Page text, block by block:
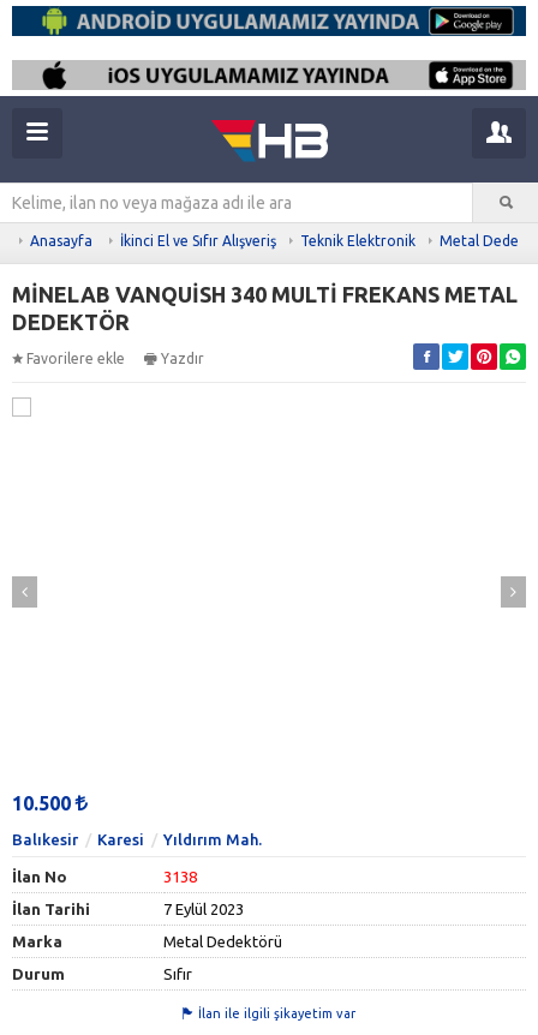
Anasayfa İkinci El ve Sıfır Alışveriş Teknik Elektronik Metal
MİNELAB VANQUİSH 340 MULTİ FREKANS METAL
DEDEKTÖR
Favorilere ekle Yazdır
10.500
Balıkesir Karesi Yıldırım Mah.
İlan No
3138
İlan Tarihi
7 Eylül 2023
Marka
Metal Dedektörü
Durum
Sıfır
İlan ile ilgili şikayetim var